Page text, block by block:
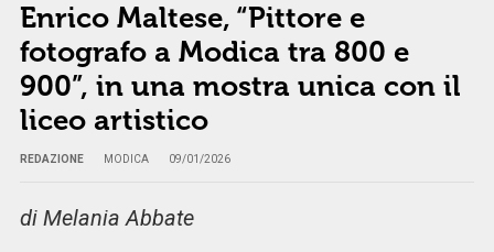
Enrico Maltese, “Pittore e
fotografo a Modica tra 800 e
900”, in una mostra unica con il
liceo artistico
REDAZIONE MODICA 09/01/2026
di Melania Abbate